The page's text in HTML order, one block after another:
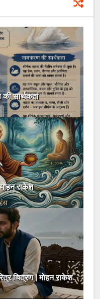
सार्थकता
राकेश
चित्रण | मोहन राकेश